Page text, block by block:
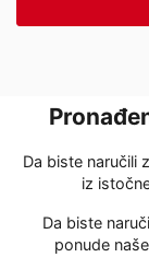
Da biste naručili
iz
Da biste
ponude